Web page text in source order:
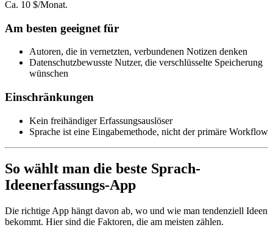
Ca. 10 $/Monat.
Am besten geeignet für
Autoren, die in vernetzten, verbundenen Notizen denken
Datenschutzbewusste Nutzer, die verschlüsselte Speicherung
wünschen
Einschränkungen
Kein freihändiger Erfassungsauslöser
Sprache ist eine Eingabemethode, nicht der primäre Workflow
So wählt man die beste Sprach-
Ideenerfassungs-App
Die richtige App hängt davon ab, wo und wie man tendenziell Ideen
bekommt. Hier sind die Faktoren, die am meisten zählen.